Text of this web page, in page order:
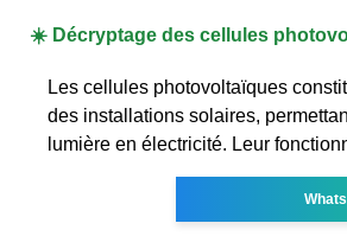
☀️ Décryptage des cellules
Les cellules photovoltaïques
des installations solaires,
lumière en électricité. Leur